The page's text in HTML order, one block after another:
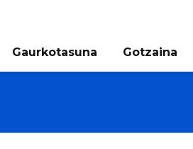
Gaurkotasuna Gotzaina